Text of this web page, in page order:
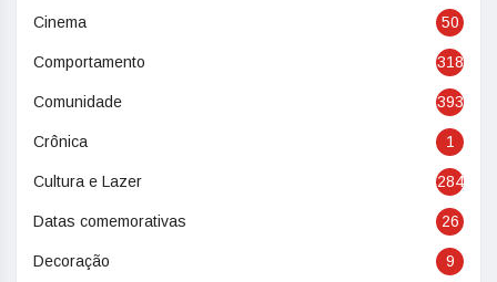
Cinema 50
Comportamento 318
Comunidade 393
Crônica 1
Cultura e Lazer 284
Datas comemorativas 26
Decoração 9